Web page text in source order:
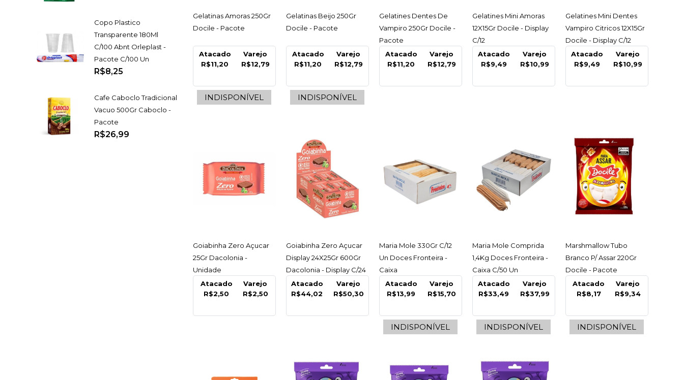
Copo Plastico
Transparente 180Ml
C/100 Abnt Orleplast -
Pacote C/100 Un
R$8,25
Cafe Caboclo Tradicional
Vacuo 500Gr Caboclo -
Pacote
R$26,99
R$10,69
COMPRAR
DOCILE
ACESSAR
Gelatinas Amoras 250Gr
Docile - Pacote
Atacado
R$11,20
Varejo
R$12,79
INDISPONÍVEL
ACESSAR
Gelatinas Beijo 250Gr
Docile - Pacote
Atacado
R$11,20
Varejo
R$12,79
INDISPONÍVEL
ACESSAR
Gelatines Dentes De
Vampiro 250Gr Docile -
Pacote
Atacado
R$11,20
Varejo
R$12,79
ACESSAR
Gelatines Mini Amoras
12X15Gr Docile - Display
C/12
Atacado
R$9,49
Varejo
R$10,99
ACESSAR
Gelatines Mini Dentes
Vampiro Citricos 12X15Gr
Docile - Display C/12
Atacado
R$9,49
Varejo
R$10,99
ACESSAR
Goiabinha Zero Açucar
25Gr Dacolonia -
Unidade
Atacado
R$2,50
Varejo
R$2,50
ACESSAR
Goiabinha Zero Açucar
Display 24X25Gr 600Gr
Dacolonia - Display C/24
Un
Atacado
R$44,02
Varejo
R$50,30
ACESSAR
Maria Mole 330Gr C/12
Un Doces Fronteira -
Caixa
Atacado
R$13,99
Varejo
R$15,70
INDISPONÍVEL
ACESSAR
Maria Mole Comprida
1,4Kg Doces Fronteira -
Caixa C/50 Un
Atacado
R$33,49
Varejo
R$37,99
INDISPONÍVEL
ACESSAR
Marshmallow Tubo
Branco P/ Assar 220Gr
Docile - Pacote
Atacado
R$8,17
Varejo
R$9,34
INDISPONÍVEL